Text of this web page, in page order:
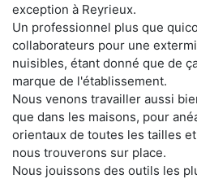
exception à Reyrieux.
Un professionnel plus que
collaborateurs pour une
nuisibles, étant donné que de
marque de l'établissement.
Nous venons travailler aussi
que dans les maisons, pour
orientaux de toutes les tailles
nous trouverons sur place.
Nous jouissons des outils les